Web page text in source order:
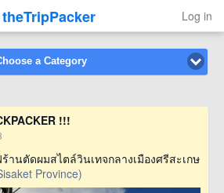
theTripPacker Log in
a Category
!!!
านตัดผมสไตล์วินเทจกลางเมืองศรีสะเกษ
Province)